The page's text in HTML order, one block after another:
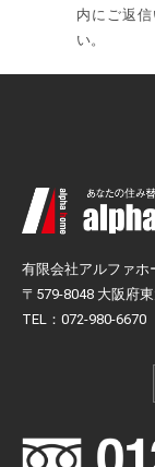
内にご返
い。
有限会社アルファホ
〒579-8048 大阪府
TEL：072-980-